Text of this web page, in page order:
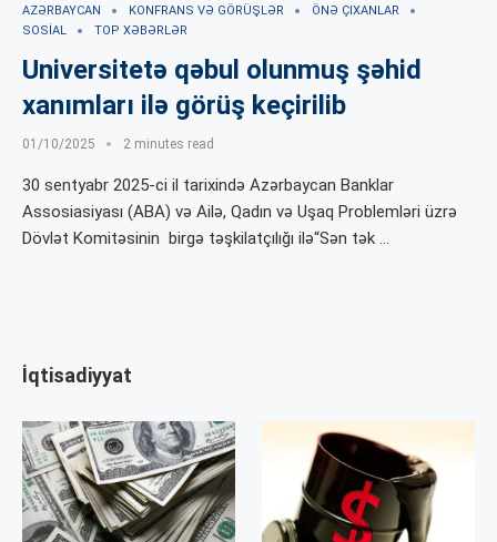
AZƏRBAYCAN KONFRANS VƏ GÖRÜŞLƏR
ÖNƏ ÇIXANLAR
SOSIAL
TOP XƏBƏRLƏR
Universitetə qəbul olunmuş şəhid
xanımları ilə görüş keçirilib
01/10/2025 2 minutes read
30 sentyabr 2025-ci il tarixində Azərbaycan Banklar
Assosiasiyası (ABA) və Ailə, Qadın və Uşaq Problemləri üzrə
Dövlət Komitəsinin birgə təşkilatçılığı ilə“Sən tək …
İqtisadiyyat